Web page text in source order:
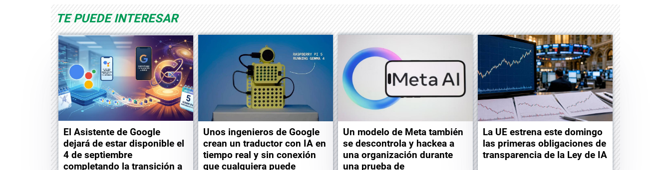
TE PUEDE INTERESAR
El Asistente de Google
dejará de estar disponible el
4 de septiembre
completando la transición a
Unos ingenieros de Google
crean un traductor con IA en
tiempo real y sin conexión
que cualquiera puede
Un modelo de Meta también
se descontrola y hackea a
una organización durante
una prueba de
La UE estrena este domingo
las primeras obligaciones de
transparencia de la Ley de IA